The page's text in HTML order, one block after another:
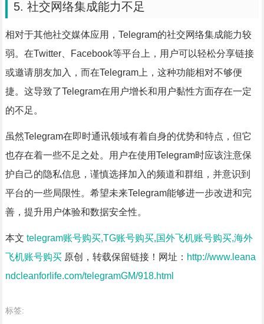
5. 社交网络集成能力不足
相对于其他社交媒体应用，Telegram的社交网络集成能力较
弱。在Twitter、Facebook等平台上，用户可以轻松分享链接
或邀请朋友加入，而在Telegram上，这种功能相对不够便
捷。这导致了Telegram在用户增长和用户黏性方面存在一定
的不足。
虽然Telegram在即时通讯领域有着自身的优势和特点，但它
也存在着一些不足之处。用户在使用Telegram时应该注意保
护自己的隐私信息，谨慎选择加入的频道和群组，并意识到
平台的一些局限性。希望未来Telegram能够进一步改进和完
善，提升用户体验和数据安全性。
本文 telegram账号购买,TG账号购买,国外飞机账号购买,海外
飞机账号购买原创，转载保留链接！网址： http://www.leana
ndcleanforlife.com/telegramGM/918.html
标签: